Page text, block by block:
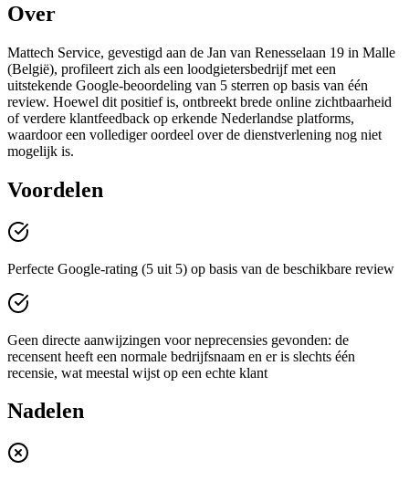
Over
Mattech Service, gevestigd aan de Jan van Renesselaan 19 in Malle
(België), profileert zich als een loodgietersbedrijf met een
uitstekende Google-beoordeling van 5 sterren op basis van één
review. Hoewel dit positief is, ontbreekt brede online zichtbaarheid
of verdere klantfeedback op erkende Nederlandse platforms,
waardoor een vollediger oordeel over de dienstverlening nog niet
mogelijk is.
Voordelen
Perfecte Google-rating (5 uit 5) op basis van de beschikbare review
Geen directe aanwijzingen voor neprecensies gevonden: de
recensent heeft een normale bedrijfsnaam en er is slechts één
recensie, wat meestal wijst op een echte klant
Nadelen